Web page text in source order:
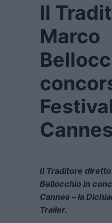
Il
Marco
Cannes
Il Traditore
Bellocchio in
Cannes – la
Trailer.